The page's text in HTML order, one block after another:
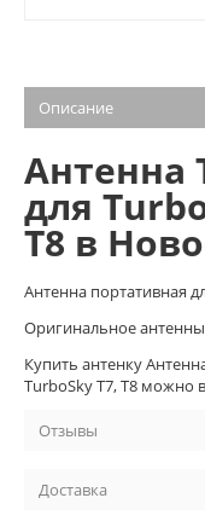
Описание
Антенна
для
T8 в
Антенна портативная
Оригинальное антенны
Купить антенку
TurboSky T7, T8 можно
Отзывы
Доставка